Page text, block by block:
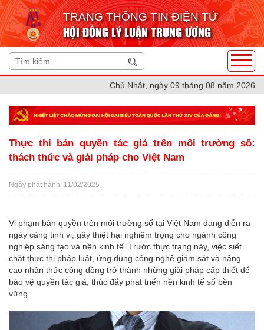
TRANG THÔNG TIN ĐIỆN TỬ
HỘI ĐỒNG LÝ LUẬN TRUNG ƯƠNG
Chủ Nhật, ngày 09 tháng 08 năm 2026
Thực thi bản quyền tác giả trên môi trường số:
thách thức và giải pháp cho Việt Nam
Ngày phát hành: 11/02/2025
Vi phạm bản quyền trên môi trường số tại Việt Nam đang diễn ra
ngày càng tinh vi, gây thiệt hại nghiêm trọng cho ngành công
nghiệp sáng tạo và nền kinh tế. Trước thực trạng này, việc siết
chặt thực thi pháp luật, ứng dụng công nghệ giám sát và nâng
cao nhận thức cộng đồng trở thành những giải pháp cấp thiết để
bảo vệ quyền tác giả, thúc đẩy phát triển nền kinh tế số bền
vững.